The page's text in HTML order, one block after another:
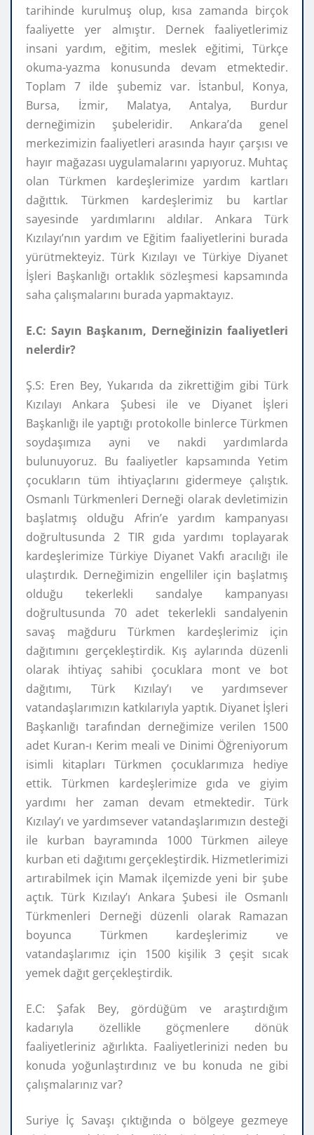
tarihinde kurulmuş olup, kısa zamanda birçok
faaliyette yer almıştır. Dernek faaliyetlerimiz
insani yardım, eğitim, meslek eğitimi, Türkçe
okuma-yazma konusunda devam etmektedir.
Toplam 7 ilde şubemiz var. İstanbul, Konya,
Bursa, İzmir, Malatya, Antalya, Burdur
derneğimizin şubeleridir. Ankara’da genel
merkezimizin faaliyetleri arasında hayır çarşısı ve
hayır mağazası uygulamalarını yapıyoruz. Muhtaç
olan Türkmen kardeşlerimize yardım kartları
dağıttık. Türkmen kardeşlerimiz bu kartlar
sayesinde yardımlarını aldılar. Ankara Türk
Kızılayı’nın yardım ve Eğitim faaliyetlerini burada
yürütmekteyiz. Türk Kızılayı ve Türkiye Diyanet
İşleri Başkanlığı ortaklık sözleşmesi kapsamında
saha çalışmalarını burada yapmaktayız.
E.C: Sayın Başkanım, Derneğinizin faaliyetleri
nelerdir?
Ş.S: Eren Bey, Yukarıda da zikrettiğim gibi Türk
Kızılayı Ankara Şubesi ile ve Diyanet İşleri
Başkanlığı ile yaptığı protokolle binlerce Türkmen
soydaşımıza ayni ve nakdi yardımlarda
bulunuyoruz. Bu faaliyetler kapsamında Yetim
çocukların tüm ihtiyaçlarını gidermeye çalıştık.
Osmanlı Türkmenleri Derneği olarak devletimizin
başlatmış olduğu Afrin’e yardım kampanyası
doğrultusunda 2 TIR gıda yardımı toplayarak
kardeşlerimize Türkiye Diyanet Vakfı aracılığı ile
ulaştırdık. Derneğimizin engelliler için başlatmış
olduğu tekerlekli sandalye kampanyası
doğrultusunda 70 adet tekerlekli sandalyenin
savaş mağduru Türkmen kardeşlerimiz için
dağıtımını gerçekleştirdik. Kış aylarında düzenli
olarak ihtiyaç sahibi çocuklara mont ve bot
dağıtımı, Türk Kızılay’ı ve yardımsever
vatandaşlarımızın katkılarıyla yaptık. Diyanet İşleri
Başkanlığı tarafından derneğimize verilen 1500
adet Kuran-ı Kerim meali ve Dinimi Öğreniyorum
isimli kitapları Türkmen çocuklarımıza hediye
ettik. Türkmen kardeşlerimize gıda ve giyim
yardımı her zaman devam etmektedir. Türk
Kızılay’ı ve yardımsever vatandaşlarımızın desteği
ile kurban bayramında 1000 Türkmen aileye
kurban eti dağıtımı gerçekleştirdik. Hizmetlerimizi
artırabilmek için Mamak ilçemizde yeni bir şube
açtık. Türk Kızılay’ı Ankara Şubesi ile Osmanlı
Türkmenleri Derneği düzenli olarak Ramazan
boyunca Türkmen kardeşlerimiz ve
vatandaşlarımız için 1500 kişilik 3 çeşit sıcak
yemek dağıt gerçekleştirdik.
E.C: Şafak Bey, gördüğüm ve araştırdığım
kadarıyla özellikle göçmenlere dönük
faaliyetleriniz ağırlıkta. Faaliyetlerinizi neden bu
konuda yoğunlaştırdınız ve bu konuda ne gibi
çalışmalarınız var?
Suriye İç Savaşı çıktığında o bölgeye gezmeye